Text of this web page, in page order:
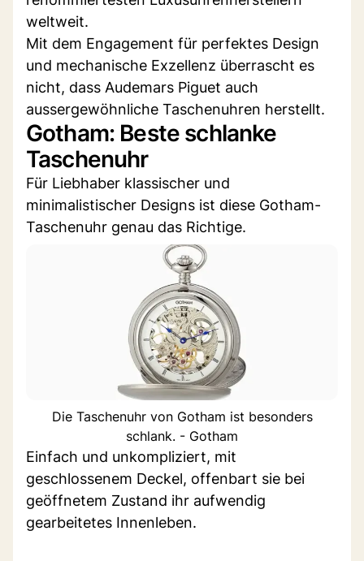
weltweit.
Mit dem Engagement für perfektes Design
und mechanische Exzellenz überrascht es
nicht, dass Audemars Piguet auch
aussergewöhnliche Taschenuhren herstellt.
Gotham: Beste schlanke
Taschenuhr
Für Liebhaber klassischer und
minimalistischer Designs ist diese Gotham-
Taschenuhr genau das Richtige.
Die Taschenuhr von Gotham ist besonders
schlank. - Gotham
Einfach und unkompliziert, mit
geschlossenem Deckel, offenbart sie bei
geöffnetem Zustand ihr aufwendig
gearbeitetes Innenleben.